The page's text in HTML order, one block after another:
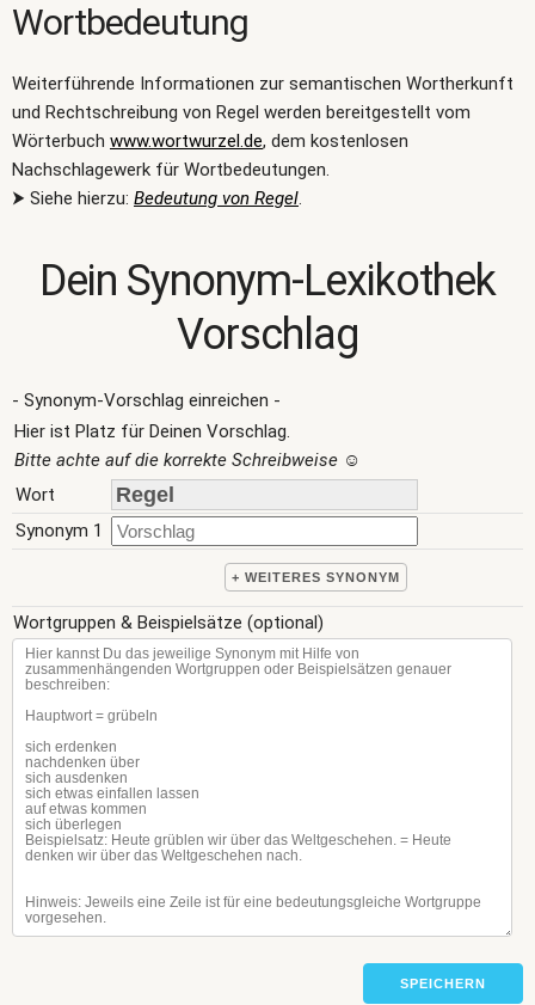
Wortbedeutung
Weiterführende Informationen zur semantischen Wortherkunft
und Rechtschreibung von Regel werden bereitgestellt vom
Wörterbuch www.wortwurzel.de, dem kostenlosen
Nachschlagewerk für Wortbedeutungen.
⮞ Siehe hierzu: Bedeutung von Regel.
Dein Synonym-Lexikothek
Vorschlag
- Synonym-Vorschlag einreichen -
Hier ist Platz für Deinen Vorschlag.
Bitte achte auf die korrekte Schreibweise ☺
Wort
Synonym 1
+ WEITERES SYNONYM
Wortgruppen & Beispielsätze (optional)
SPEICHERN